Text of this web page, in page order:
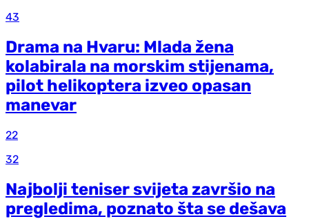
43
Drama na Hvaru: Mlada žena
kolabirala na morskim stijenama,
pilot helikoptera izveo opasan
manevar
22
32
Najbolji teniser svijeta završio na
pregledima, poznato šta se dešava